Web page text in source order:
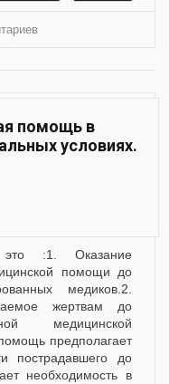
помощь в
условиях.
помощи до
медиков.2.
жертвам до
медицинской
предполагает
пострадавшего до
необходимость в